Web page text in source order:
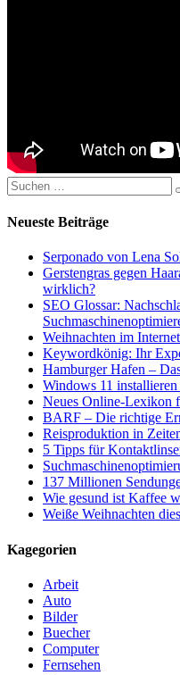
Suchen
nach:
Neueste Beiträge
Serponado von Lena
Gerstengras gegen
wirklich?
SEO Glossar:
Weihnachten im
Keywordkönig: Ihr
Hamburger Hafen –
Windows 11
Neues Online-Lexikon
BARF – Die richtige
Reisproduktion in
5 Tipps für
137 Millionen
Wie gesund ist Kaffee
Weiße Weihnachten
Kagegorien
Arbeit
Auto
Bilder
Buecher
Computer
Fernsehen